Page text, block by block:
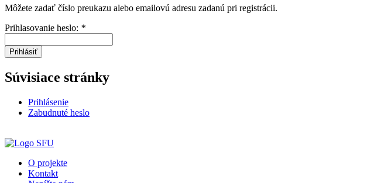
Môžete zadať číslo preukazu alebo emailovú adresu zadanú pri registrácii.
Prihlasovanie heslo: *
Prihlásiť
Súvisiace stránky
Prihlásenie
Zabudnuté heslo
O projekte
Kontakt